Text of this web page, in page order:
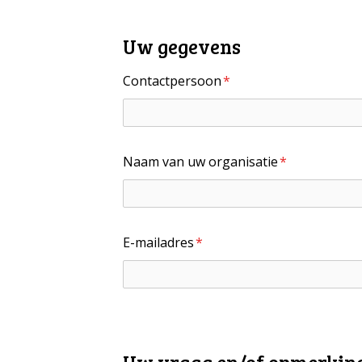
Uw gegevens
Contactpersoon*
Naam van uw organisatie*
E-mailadres*